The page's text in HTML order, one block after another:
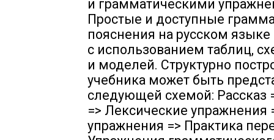
и грамматическими
Простые и доступные
пояснения на русском
с использованием таблиц,
и моделей. Структурно
учебника может быть
следующей схемой: Рассказ
=> Лексические упражнения
упражнения => Практика